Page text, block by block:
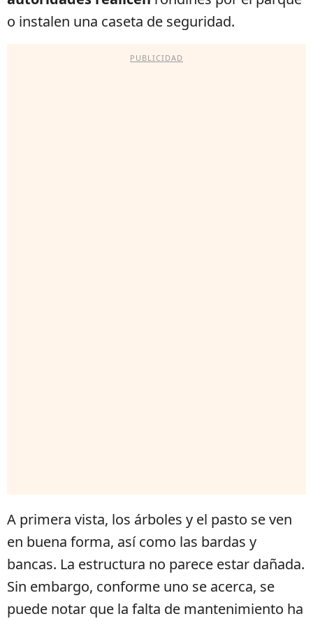
o instalen una caseta de seguridad.
PUBLICIDAD
A primera vista, los árboles y el pasto se ven
en buena forma, así como las bardas y
bancas. La estructura no parece estar dañada.
Sin embargo, conforme uno se acerca, se
puede notar que la falta de mantenimiento ha